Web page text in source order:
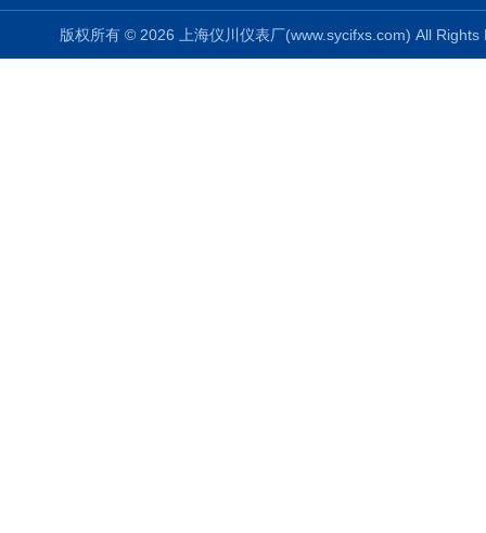
版权所有 © 2026 上海仪川仪表厂(www.sycifxs.com) All